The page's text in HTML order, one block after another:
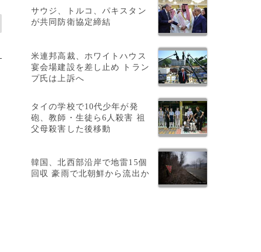
サウジ、トルコ、パキスタン
が共同防衛協定締結
米連邦高裁、ホワイトハウス
宴会場建設を差し止め トラン
プ氏は上訴へ
タイの学校で10代少年が発
砲、教師・生徒ら6人殺害 祖
父母殺害した後移動
韓国、北西部沿岸で地雷15個
回収 豪雨で北朝鮮から流出か